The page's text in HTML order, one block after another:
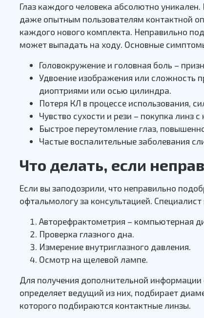
Глаз каждого человека абсолютно
даже опытным пользователям контактной
каждого нового комплекта. Неправильно
может выпадать на ходу. Основные
Головокружение и головная боль –
Удвоение изображения или сложность
диоптриями или осью цилиндра.
Потеря КЛ в процессе использования,
Чувство сухости и рези – покупка
Быстрое переутомление глаз,
Частые воспалительные заболевания
Что делать, если
Если вы заподозрили, что неправильно
офтальмологу за консультацией.
Авторефрактометрия – компьютерная
Проверка глазного дна.
Измерение внутриглазного давления.
Осмотр на щелевой лампе.
Для получения дополнительной информации
определяет ведущий из них, подбирает
которого подбираются контактные линзы.